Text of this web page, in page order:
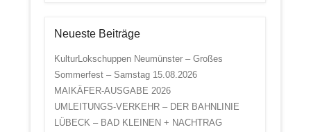
Neueste Beiträge
KulturLokschuppen Neumünster – Großes
Sommerfest – Samstag 15.08.2026
MAIKÄFER-AUSGABE 2026
UMLEITUNGS-VERKEHR – DER BAHNLINIE
LÜBECK – BAD KLEINEN + NACHTRAG